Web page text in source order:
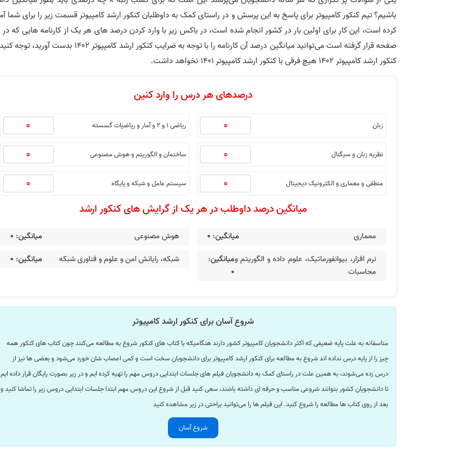
باشیم؟ تیم کنکور کامپیوتر برای پاسخ به این پرسش و در راستای کمک به داوطلبان کنکور ارشد کامپیوتر قسمت زیر را برای شما
کرده است، این کار برای اولین بار در کشور انجام شده است، در باکس زیر با وارد کردن درصد های هر یک از کارنامه هایی که در
صفحه قرار گرفته است می‌توانید میانگین درصد آن کارنامه را با توجه به ضرایب کنکور ارشد کامپیوتر 1402 بدست
کنکور ارشد کامپیوتر 1402 هیچ فرقی با کنکور ارشد کامپیوتر 1401 نخواهد داشت.
درصدهای هر درس را وارد کنین
زبان ریاضی 1 و 2 و آمار و ریاضیات گسسته
نظریه زبان و سیگنال ساختمان و الگوریتم و هوش مصنوعی
منطقی و معماری و الکترونیک دیجیتال سیستم عامل و شبکه و پایگاه
میانگین درصد داوطلب در هر یک از گرایش های کنکور ارشد
معماری میانگین: 0 هوش مصنوعی میانگین: 0
نرم افزار، بیوانفورماتیک، علوم داده و الگوریتم و
محاسبات
میانگین:
0
شبکه‌، رایانش امن و علوم و فناوری شبکه میانگین: 0
شروع آسان برای کنکور ارشد کامپیوتر
متاسفانه به علت پایه ضعیفی که اکثر دانشجویان کامپیوتر کشور دارند هنگامیکه با کتاب های کنکور شروع به مطالعه می‌کنند چون کتاب های کنکور همه
چیز را از پایه درس نداده اند شروع به مطالعه برای کنکور ارشد کامپیوتر برای دانشجویان سخت است و کمی اعصاب شان خورد می‌شود و بعضی ها نیز از
درس زده می‌شوند، به همین علت در راستای کمک به دانشجویان فیلم های جلسات ابتدایی دروس مهم را تهیه کرده ایم و در زیر بصورت رایگان قرار داده ایم
تا دانشجویان کشور بتوانند شروعی مناسب و حرفه ای داشته باشند، سعی کنید قبل از شروع این دروس مهم ابتدا جلسات ابتدایی دروس زیر را تماشا کنید و
بعد از روی کتاب ها مطالعه را شروع کنید. این فیلم ها را می‌توانید براحتی در زیر مشاهده کنید
شروع آسان